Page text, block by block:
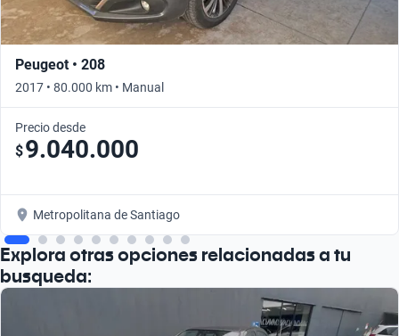
Peugeot • 208
2017 • 80.000 km • Manual
Precio desde
$9.040.000
Metropolitana de Santiago
Explora otras opciones relacionadas a tu
busqueda: